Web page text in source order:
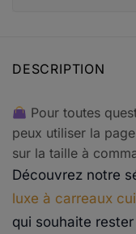
DESCRIPTION
Pour toutes
peux utiliser la
sur la taille à
Découvrez notre
luxe à carreaux
qui souhaite